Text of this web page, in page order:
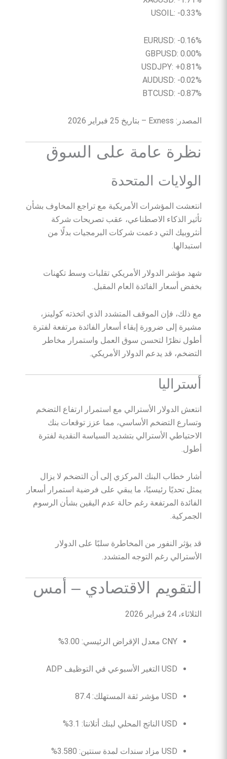
USOIL: -0.33%
EURUSD: -0.16%
GBPUSD: 0.00%
USDJPY: +0.81%
AUDUSD: -0.02%
BTCUSD: -0.87%
المصدر: Exness – بتاريخ 25 فبراير 2026
نظرة عامة على السوق
الولايات المتحدة
انتعشت المؤشرات الأمريكية مع تراجع المخاوف بشأن
تأثير الذكاء الاصطناعي، عقب تصريحات شركة
أنثروبيك التي دعمت شركات البرمجيات بدلًا من
استبدالها.
شهد مؤشر الدولار الأمريكي تقلبات وسط تكهنات
بخفض أسعار الفائدة العام المقبل.
مع ذلك، فإن الموقف المتشدد الذي اتخذته كولينز،
مشيرة إلى ضرورة إبقاء أسعار الفائدة مرتفعة لفترة
أطول نظرًا لتحسن سوق العمل واستمرار مخاطر
التضخم، قد يدعم الدولار الأمريكي.
أستراليا
انتعش الدولار الأسترالي مع استمرار ارتفاع التضخم
وتسارع التضخم الأساسي، مما عزز توقعات بنك
الاحتياطي الأسترالي بتشديد السياسة النقدية لفترة
أطول.
أشار خطاب البنك المركزي إلى أن التضخم لا يزال
يمثل تحديًا رئيسيًا، ما يبقي على فرضية استمرار أسعار
الفائدة المرتفعة رغم حالة عدم اليقين بشأن الرسوم
الجمركية.
قد يؤثر النفور من المخاطرة سلبًا على الدولار
الأسترالي رغم التوجه المتشدد.
التقويم الاقتصادي – أمس
الثلاثاء، 24 فبراير 2026
CNY معدل الإقراض الرئيسي: 3.00%
USD التغير الأسبوعي في التوظيف ADP
USD مؤشر ثقة المستهلك: 87.4
USD الناتج المحلي لبنك أتلانتا: 3.1%
USD مزاد سندات لمدة سنتين: 3.580%